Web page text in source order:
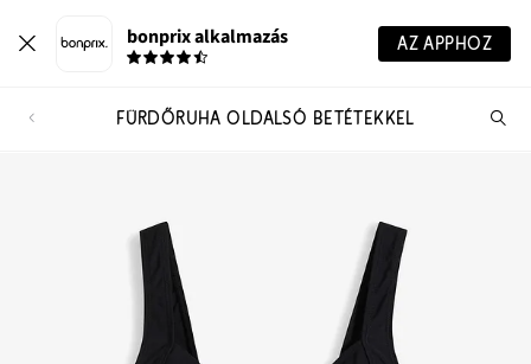
bonprix alkalmazás AZ APPHOZ
FÜRDŐRUHA OLDALSÓ BETÉTEKKEL